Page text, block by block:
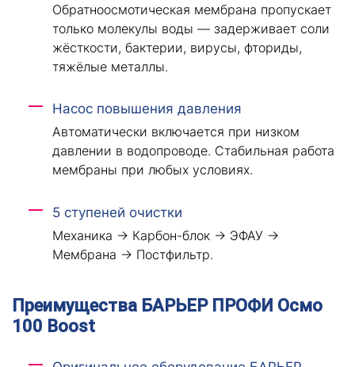
Обратноосмотическая мембрана пропускает
только молекулы воды — задерживает соли
жёсткости, бактерии, вирусы, фториды,
тяжёлые металлы.
Насос повышения давления
Автоматически включается при низком
давлении в водопроводе. Стабильная работа
мембраны при любых условиях.
5 ступеней очистки
Механика → Карбон-блок → ЭФАУ →
Мембрана → Постфильтр.
Преимущества БАРЬЕР ПРОФИ Осмо
100 Boost